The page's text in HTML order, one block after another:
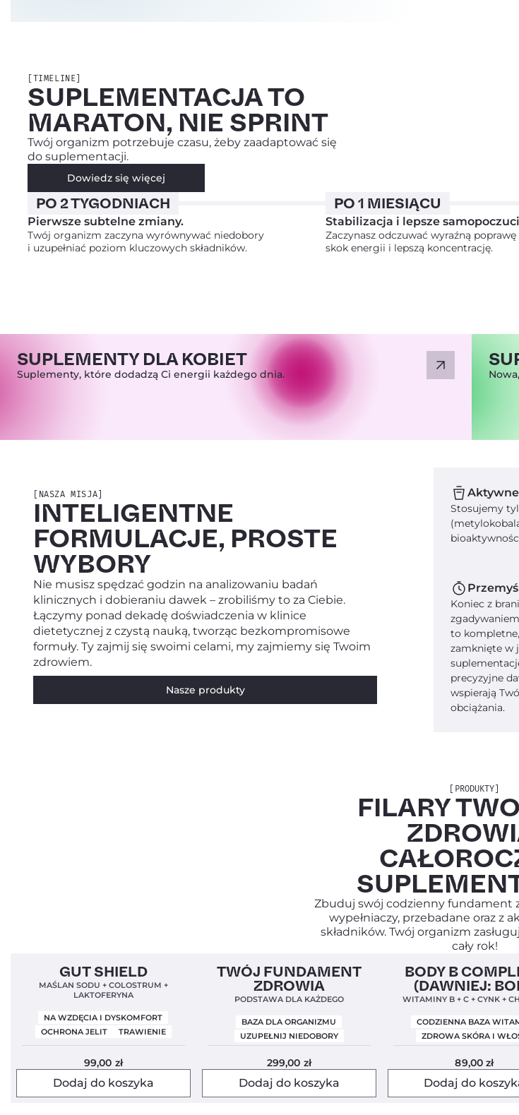
[TIMELINE]
SUPLEMENTACJA TO
MARATON, NIE SPRINT
Twój organizm potrzebuje czasu, żeby zaadaptować się
do suplementacji.
Dowiedz się więcej
PO 2 TYGODNIACH
Pierwsze subtelne zmiany.
Twój organizm zaczyna wyrównywać niedobory
i uzupełniać poziom kluczowych składników.
PO 1 MIESIĄCU
Stabilizacja i lepsze
Zaczynasz odczuwać wyraźną
skok energii i lepszą koncentrację.
SUPLEMENTY DLA KOBIET
Suplementy, które dodadzą Ci energii każdego dnia.
[NASZA MISJA]
INTELIGENTNE
FORMULACJE, PROSTE
WYBORY
Nie musisz spędzać godzin na analizowaniu badań
klinicznych i dobieraniu dawek – zrobiliśmy to za Ciebie.
Łączymy ponad dekadę doświadczenia w klinice
dietetycznej z czystą nauką, tworząc bezkompromisowe
formuły. Ty zajmij się swoimi celami, my zajmiemy się Twoim
zdrowiem.
Nasze produkty
Stosujemy
Koniec z
to
zamknięte w
precyzyjne
wspierają
obciążania.
[PRODUKTY]
FILARY
Zbuduj swój codzienny fundament
wypełniaczy, przebadane oraz z
składników. Twój organizm
cały rok!
Bestseller!
Clean Label
Nowa FormułaGUT SHIELD
MAŚLAN SODU + COLOSTRUM +
LAKTOFERYNA
NA WZDĘCIA I DYSKOMFORT
OCHRONA JELIT
TRAWIENIE
99,00 zł
Dodaj do koszyka
Bestseller! Clean Label 5,0
TWÓJ FUNDAMENT
ZDROWIA
PODSTAWA DLA KAŻDEGO
BAZA DLA ORGANIZMU
UZUPEŁNIJ NIEDOBORY
299,00 zł
Dodaj do koszyka
Clean Label Nowa Formuła
BODY B
(DAWNIEJ:
BALANCE)
WITAMINY B + C + CYNK +
CODZIENNA BAZA
ZDROWA SKÓRA I
89,00zł
Dodaj do
JELITA I
INNE